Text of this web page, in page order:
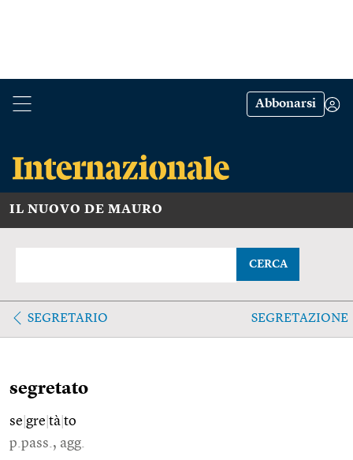
Abbonarsi
IL NUOVO DE MAURO
CERCA
SEGRETARIO SEGRETAZIONE
segretato
se gre tà to
p.pass., agg.